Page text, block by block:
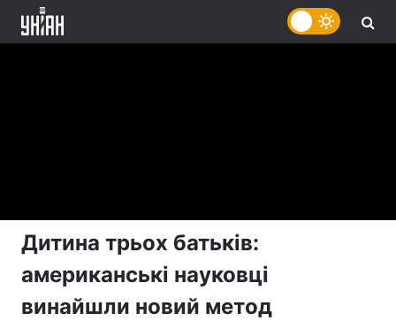
Дитина трьох батьків:
американські науковці
винайшли новий метод